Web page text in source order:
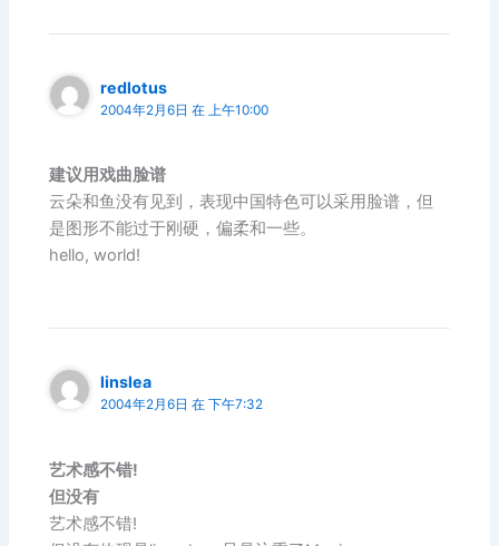
redlotus
2004年2月6日 在 上午10:00
建议用戏曲脸谱
云朵和鱼没有见到，表现中国特色可以采用脸谱，但
是图形不能过于刚硬，偏柔和一些。
hello, world!
linslea
2004年2月6日 在 下午7:32
艺术感不错!
但没有
艺术感不错!